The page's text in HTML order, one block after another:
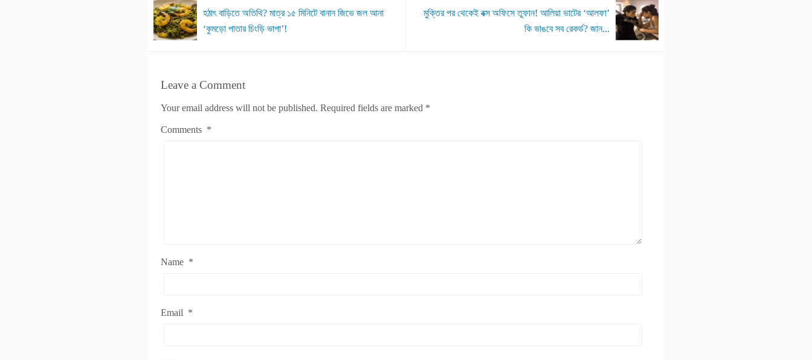
হঠাৎ বাড়িতে অতিথি? মাত্র ১৫ মিনিটে বানান জিভে জল আনা
‘কুমড়ো পাতার চিংড়ি ভাপা’!
মুক্তির পর থেকেই বক্স অফিসে তুফান! আলিয়া ভাটের ‘আলফা’
কি ভাঙবে সব রেকর্ড? জান...
Leave a Comment
Your email address will not be published. Required fields are marked *
Comments *
Name *
Email *